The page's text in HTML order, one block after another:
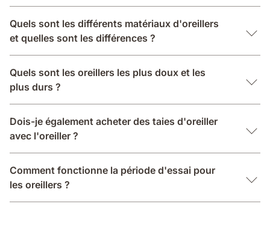
Quels sont les différents matériaux d'oreillers
et quelles sont les différences ?
Quels sont les oreillers les plus doux et les
plus durs ?
Dois-je également acheter des taies d'oreiller
avec l'oreiller ?
Comment fonctionne la période d'essai pour
les oreillers ?